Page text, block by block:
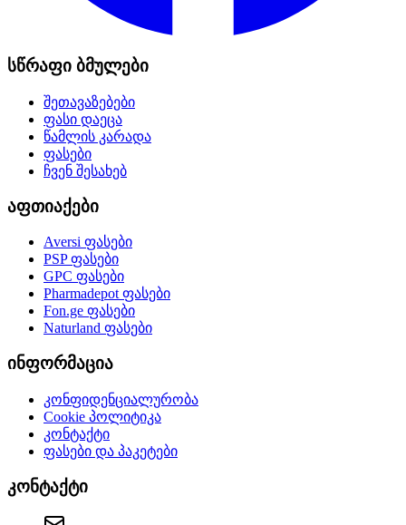
სწრაფი ბმულები
შეთავაზებები
ფასი დაეცა
წამლის კარადა
ფასები
ჩვენ შესახებ
აფთიაქები
Aversi ფასები
PSPფასები
GPC ფასები
Pharmadepotფასები
Fon.ge ფასები
Naturland ფასები
ინფორმაცია
კონფიდენციალურობა
Cookie პოლიტიკა
კონტაქტი
ფასები და პაკეტები
კონტაქტი